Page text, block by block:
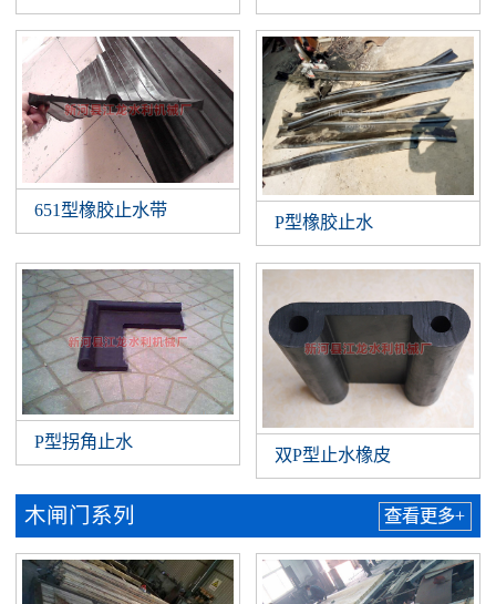
651型橡胶止水带
P型橡胶止水
P型拐角止水
双P型止水橡皮
木闸门系列 查看更多+